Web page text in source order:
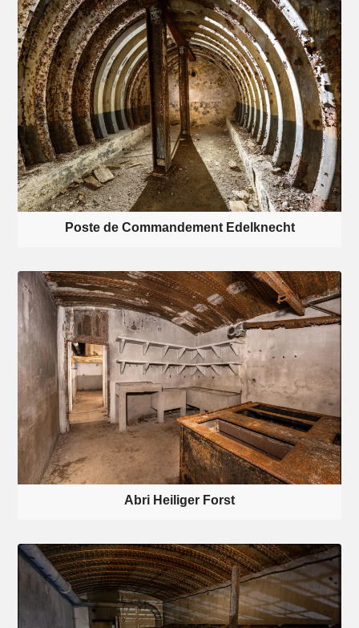
Poste de Commandement Edelknecht
Abri Heiliger Forst